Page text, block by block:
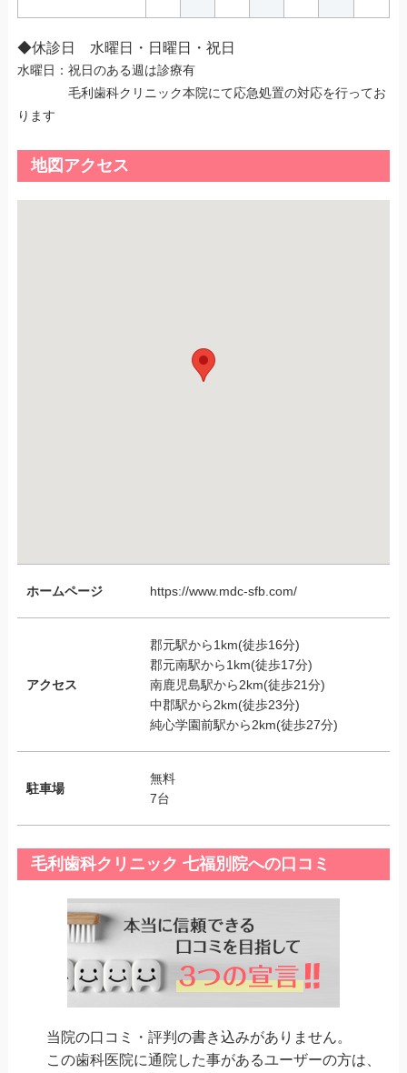
◆休診日 水曜日・日曜日・祝日
水曜日：祝日のある週は診療有
毛利歯科クリニック本院にて応急処置の対応を行ってお
ります
地図アクセス
ホームページ https://www.mdc-sfb.com/
アクセス
郡元駅から1km(徒歩16分)
郡元南駅から1km(徒歩17分)
南鹿児島駅から2km(徒歩21分)
中郡駅から2km(徒歩23分)
純心学園前駅から2km(徒歩27分)
駐車場
無料
7台
毛利歯科クリニック 七福別院への口コミ
当院の口コミ・評判の書き込みがありません。
この歯科医院に通院した事があるユーザーの方は、